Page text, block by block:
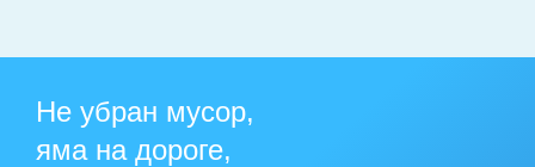
Не убран мусор,
яма на дороге,